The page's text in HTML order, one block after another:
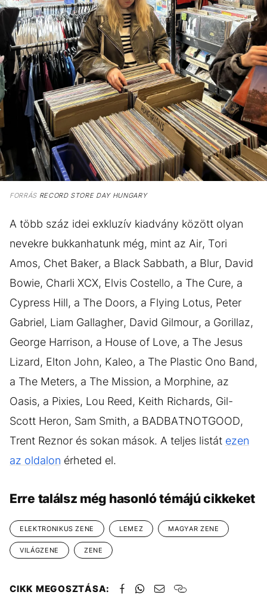
FORRÁSRECORD STORE DAY HUNGARY
A több száz idei exkluzív kiadvány között olyan
nevekre bukkanhatunk még, mint az Air, Tori
Amos, Chet Baker, a Black Sabbath, a Blur, David
Bowie, Charli XCX, Elvis Costello, a The Cure, a
Cypress Hill, a The Doors, a Flying Lotus, Peter
Gabriel, Liam Gallagher, David Gilmour, a Gorillaz,
George Harrison, a House of Love, a The Jesus
Lizard, Elton John, Kaleo, a The Plastic Ono Band,
a The Meters, a The Mission, a Morphine, az
Oasis, a Pixies, Lou Reed, Keith Richards, Gil-
Scott Heron, Sam Smith, a BADBATNOTGOOD,
Trent Reznor és sokan mások. A teljes listát ezen
az oldalon érheted el.
Erre találsz még hasonló témájú cikkeket
ELEKTRONIKUS ZENE LEMEZ MAGYAR ZENE
VILÁGZENE ZENE
CIKK MEGOSZTÁSA: